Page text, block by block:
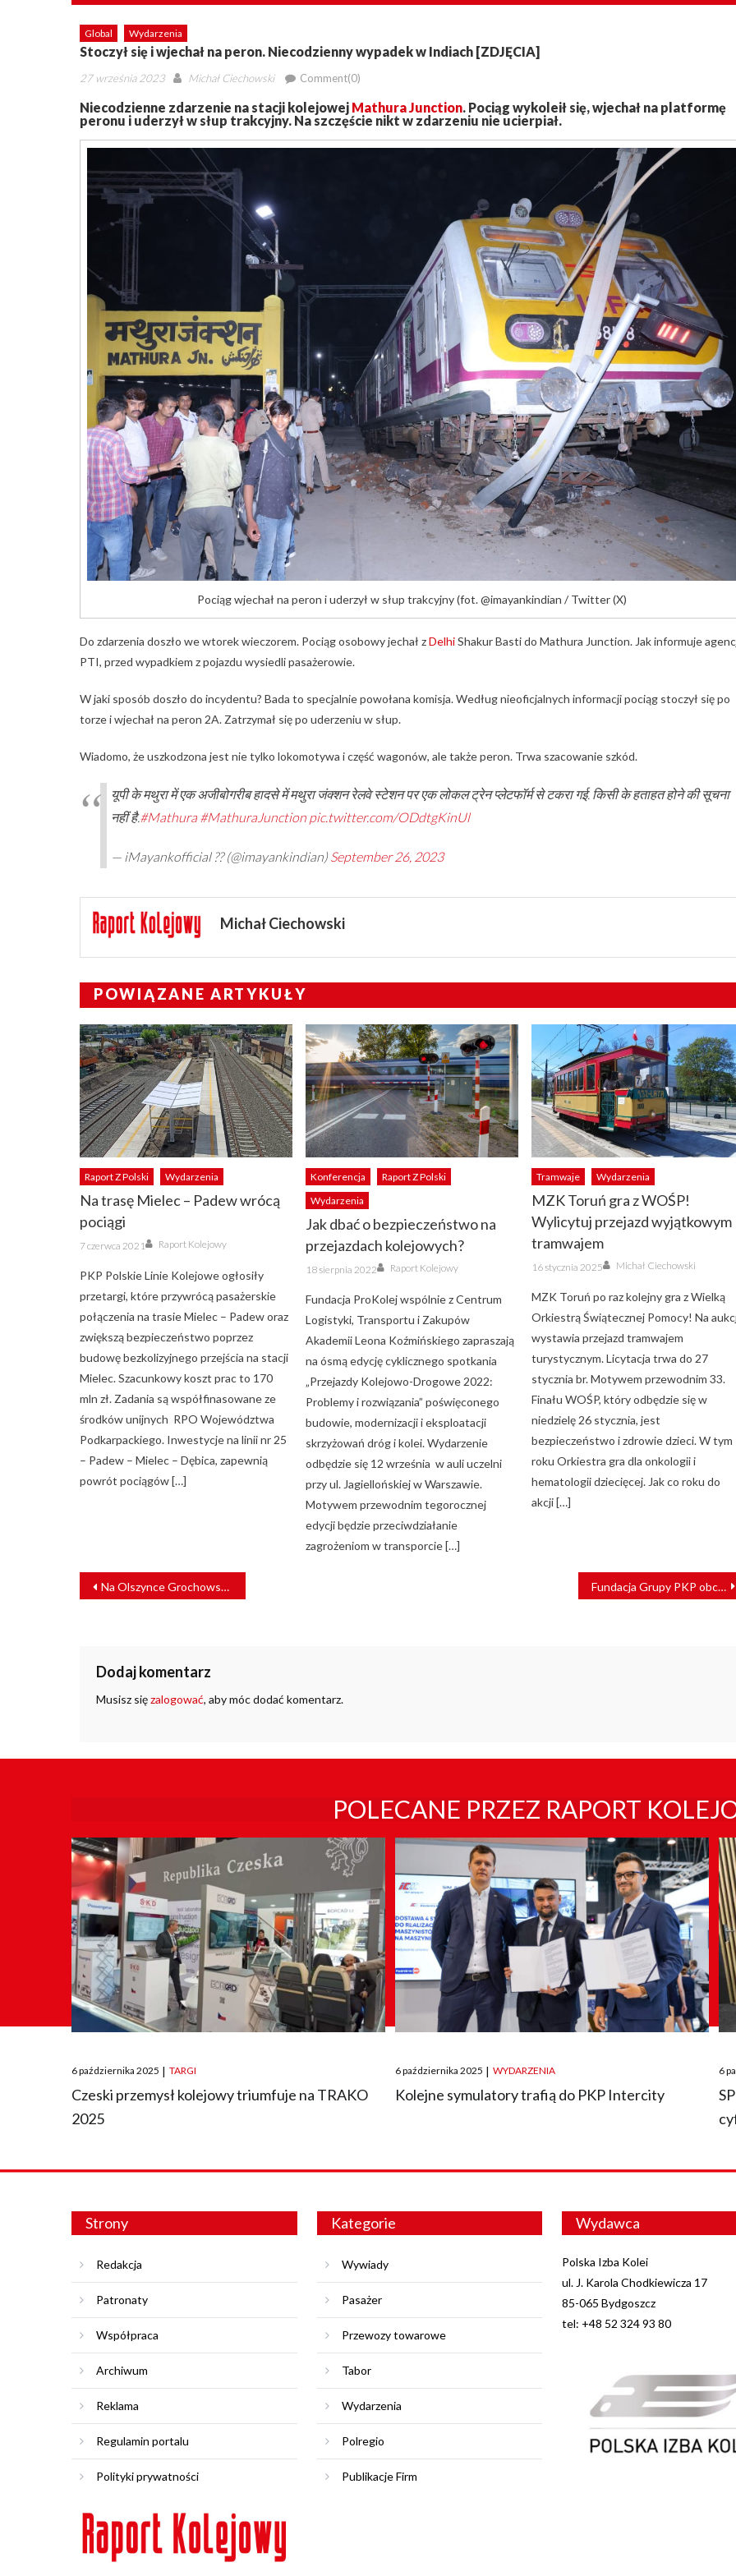
Global Wydarzenia
Stoczył się i wjechał na peron. Niecodzienny wypadek w Indiach [ZDJĘCIA]
Posted
27 września 2023 Author
Michał Ciechowski Comment(0)
Niecodzienne zdarzenie na stacji kolejowej Mathura Junction. Pociąg wykoleił się, wjechał na platformę
peronu i uderzył w słup trakcyjny. Na szczęście nikt w zdarzeniu nie ucierpiał.
Pociąg wjechał na peron i uderzył w słup trakcyjny (fot. @imayankindian / Twitter (X)
Do zdarzenia doszło we wtorek wieczorem. Pociąg osobowy jechał zDelhiShakur Basti do Mathura Junction. Jak informuje
PTI, przed wypadkiem z pojazdu wysiedli pasażerowie.
W jaki sposób doszło do incydentu? Bada to specjalnie powołana komisja. Według nieoficjalnych informacji pociąg stoczył się po
torze i wjechał na peron 2A. Zatrzymał się po uderzeniu w słup.
Wiadomo, że uszkodzona jest nie tylko lokomotywa i część wagonów, ale także peron. Trwa szacowanie szkód.
यूपी के मथुरा में एक अजीबोगरीब हादसे में मथुरा जंक्शन रेलवे स्टेशन पर एक लोकल ट्रेन प्लेटफॉर्म से टकरा गई. किसी के हताहत होने की सूचना
नहीं है.#Mathura #MathuraJunction pic.twitter.com/ODdtgKinUl
— iMayankofficial ?? (@imayankindian) September 26, 2023
Michał Ciechowski
POWIĄZANE ARTYKUŁY
Raport Z Polski Wydarzenia
Na trasę Mielec – Padew wrócą
pociągi
Posted
on
7 czerwca 2021 Author
Raport Kolejowy
PKP Polskie Linie Kolejowe ogłosiły
przetargi, które przywrócą pasażerskie
połączenia na trasie Mielec – Padew oraz
zwiększą bezpieczeństwo poprzez
budowę bezkolizyjnego przejścia na stacji
Mielec. Szacunkowy koszt prac to 170
mln zł. Zadania są współfinasowane ze
środków unijnych RPO Województwa
Podkarpackiego. Inwestycje na linii nr 25
– Padew – Mielec – Dębica, zapewnią
powrót pociągów […]
Konferencja
Raport Z Polski
Wydarzenia
Jak dbać o bezpieczeństwo na
przejazdach kolejowych?
Posted
on
18 sierpnia 2022 Author
Raport Kolejowy
Fundacja ProKolej wspólnie z Centrum
Logistyki, Transportu i Zakupów
Akademii Leona Koźmińskiego zapraszają
na ósmą edycję cyklicznego spotkania
„Przejazdy Kolejowo-Drogowe 2022:
Problemy i rozwiązania” poświęconego
budowie, modernizacji i eksploatacji
skrzyżowań dróg i kolei. Wydarzenie
odbędzie się 12 września w auli uczelni
przy ul. Jagiellońskiej w Warszawie.
Motywem przewodnim tegorocznej
edycji będzie przeciwdziałanie
zagrożeniom w transporcie […]
Tramwaje Wydarzenia
MZK Toruń gra z WOŚP!
Wylicytuj przejazd wyjątkowym
tramwajem
Posted
on
16 stycznia 2025 Author
Michał Ciechowski
MZK Toruń po raz kolejny gra z Wielką
Orkiestrą Świątecznej Pomocy! Na
wystawia przejazd tramwajem
turystycznym. Licytacja trwa do 27
stycznia br. Motywem przewodnim 33.
Finału WOŚP, który odbędzie się w
niedzielę 26 stycznia, jest
bezpieczeństwo i zdrowie dzieci. W tym
roku Orkiestra gra dla onkologii i
hematologii dziecięcej. Jak co roku do
akcji […]
NAWIGACJA
WPISU
Na Olszynce Grochowskiej powstała nowa lakiernia PKP Intercity Fundacja Grupy PKP obchodziła jubileusz 10-lecia istnienia
Dodaj komentarz
Musisz sięzalogować, aby móc dodać komentarz.
POLECANE PRZEZ RAPORT
Posted
on
6 października 2025 | TARGI
Czeski przemysł kolejowy triumfuje na TRAKO
2025
Posted
on
6 października 2025 | WYDARZENIA
Kolejne symulatory trafią do PKP Intercity
on
6
Strony
Redakcja
Patronaty
Współpraca
Archiwum
Reklama
Regulamin portalu
Polityki prywatności
Kategorie
Wywiady
Pasażer
Przewozy towarowe
Tabor
Wydarzenia
Polregio
Publikacje Firm
Wydawca
Polska Izba Kolei
ul. J. Karola Chodkiewicza 17
85-065 Bydgoszcz
tel: +48 52 324 93 80